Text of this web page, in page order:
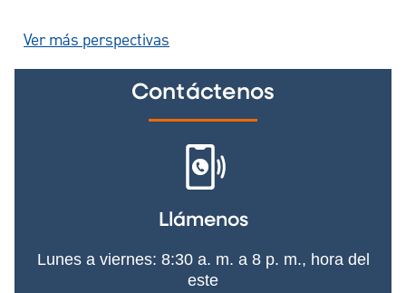
Ver más perspectivas
Contáctenos
Llámenos
Lunes a viernes: 8:30 a. m. a 8 p. m., hora del
este